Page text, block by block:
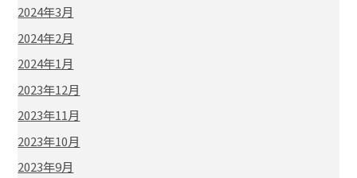
2024年3月
2024年2月
2024年1月
2023年12月
2023年11月
2023年10月
2023年9月